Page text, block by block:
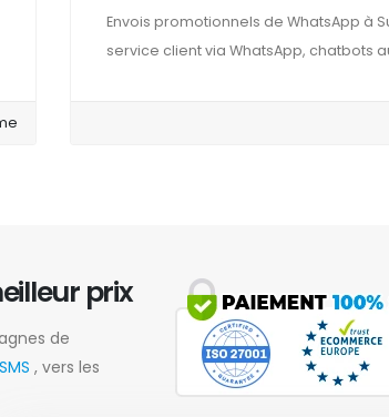
Envois promotionnels de WhatsApp à
service client via WhatsApp, chatbots
prix
de
, vers les